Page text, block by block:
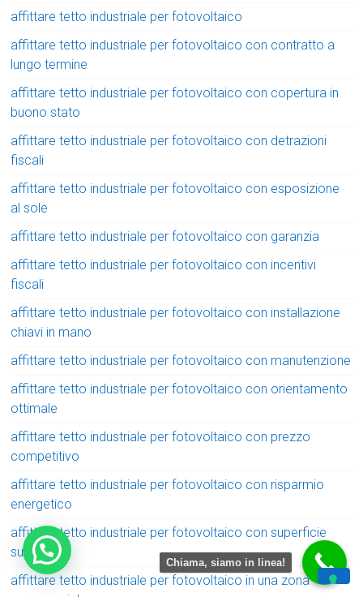
affittare tetto industriale per fotovoltaico
affittare tetto industriale per fotovoltaico con contratto a
lungo termine
affittare tetto industriale per fotovoltaico con copertura in
buono stato
affittare tetto industriale per fotovoltaico con detrazioni
fiscali
affittare tetto industriale per fotovoltaico con esposizione
al sole
affittare tetto industriale per fotovoltaico con garanzia
affittare tetto industriale per fotovoltaico con incentivi
fiscali
affittare tetto industriale per fotovoltaico con installazione
chiavi in mano
affittare tetto industriale per fotovoltaico con manutenzione
affittare tetto industriale per fotovoltaico con orientamento
ottimale
affittare tetto industriale per fotovoltaico con prezzo
competitivo
affittare tetto industriale per fotovoltaico con risparmio
energetico
affittare tetto industriale per fotovoltaico con superficie
sufficiente
affittare tetto industriale per fotovoltaico in una zona
Chiama, siamo in linea!